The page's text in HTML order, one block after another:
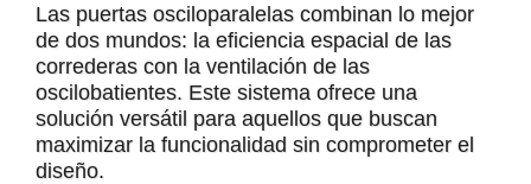
Las puertas osciloparalelas combinan lo mejor
de dos mundos: la eficiencia espacial de las
correderas con la ventilación de las
oscilobatientes. Este sistema ofrece una
solución versátil para aquellos que buscan
maximizar la funcionalidad sin comprometer el
diseño.